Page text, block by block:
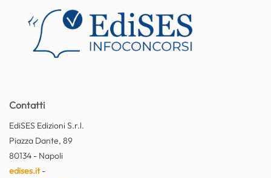
Contatti
EdiSES Edizioni S.r.l.
Piazza Dante, 89
80134 - Napoli
edises.it-